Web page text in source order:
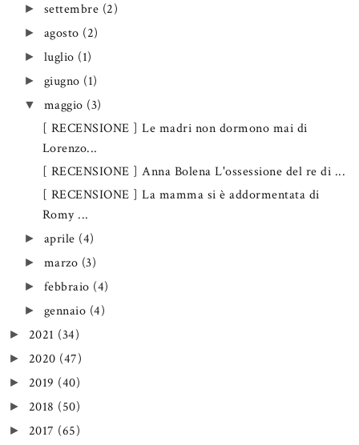
► settembre (2)
► agosto (2)
► luglio (1)
► giugno (1)
▼ maggio (3)
[ RECENSIONE ] Le madri non dormono mai di
Lorenzo...
[ RECENSIONE ] Anna Bolena L'ossessione del re di ...
[ RECENSIONE ] La mamma si è addormentata di
Romy ...
► aprile (4)
► marzo (3)
► febbraio (4)
► gennaio (4)
► 2021 (34)
► 2020 (47)
► 2019 (40)
► 2018 (50)
► 2017 (65)